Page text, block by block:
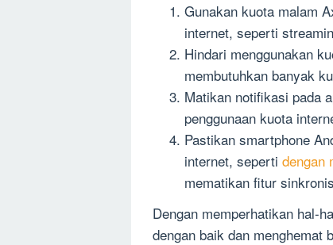
Gunakan kuota malam
internet, seperti
Hindari menggunakan
membutuhkan banyak
Matikan notifikasi pada
penggunaan kuota
Pastikan smartphone
internet, seperti dengan
mematikan fitur
Dengan memperhatikan hal-
dengan baik dan menghemat